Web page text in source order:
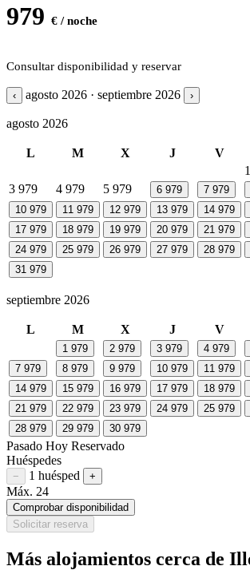
979 € / noche
Consultar disponibilidad y reservar
‹ agosto 2026 · septiembre 2026 ›
agosto 2026
L M X J V
1
3 979 4 979 5 979 6 979 7 979
10 979 11 979 12 979 13 979 14 979
17 979 18 979 19 979 20 979 21 979
24 979 25 979 26 979 27 979 28 979
31 979
septiembre 2026
L M X J V
1 979 2 979 3 979 4 979
7 979 8 979 9 979 10 979 11 979
14 979 15 979 16 979 17 979 18 979
21 979 22 979 23 979 24 979 25 979
28 979 29 979 30 979
Pasado Hoy Reservado
Huéspedes
Restar huésped
− 1 huésped Sumar huésped
+
Máx. 24
Comprobar disponibilidad
Solicitar reserva
Más alojamientos cerca de